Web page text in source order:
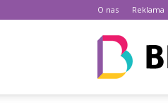
O nas Reklama